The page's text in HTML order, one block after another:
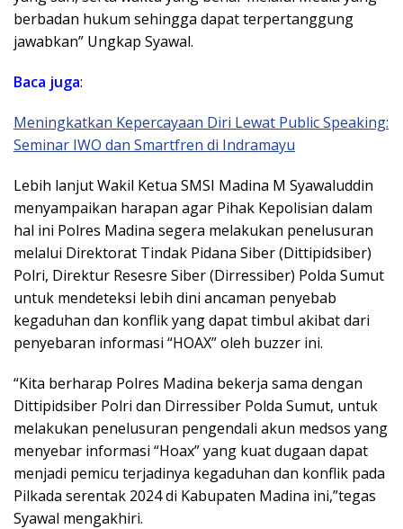
berbadan hukum sehingga dapat terpertanggung
jawabkan” Ungkap Syawal.
Baca juga:
Meningkatkan Kepercayaan Diri Lewat Public Speaking:
Seminar IWO dan Smartfren di Indramayu
Lebih lanjut Wakil Ketua SMSI Madina M Syawaluddin
menyampaikan harapan agar Pihak Kepolisian dalam
hal ini Polres Madina segera melakukan penelusuran
melalui Direktorat Tindak Pidana Siber (Dittipidsiber)
Polri, Direktur Resesre Siber (Dirressiber) Polda Sumut
untuk mendeteksi lebih dini ancaman penyebab
kegaduhan dan konflik yang dapat timbul akibat dari
penyebaran informasi “HOAX” oleh buzzer ini.
“Kita berharap Polres Madina bekerja sama dengan
Dittipidsiber Polri dan Dirressiber Polda Sumut, untuk
melakukan penelusuran pengendali akun medsos yang
menyebar informasi “Hoax” yang kuat dugaan dapat
menjadi pemicu terjadinya kegaduhan dan konflik pada
Pilkada serentak 2024 di Kabupaten Madina ini,”tegas
Syawal mengakhiri.